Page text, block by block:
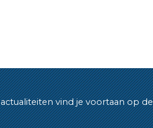
vind je voortaan op de